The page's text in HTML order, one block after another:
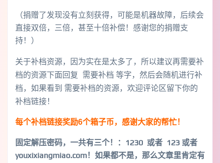
（捐赠了发现没有立刻获得，可能是机器故障，后续会
直接双倍，三倍，甚至十倍补偿！感谢您的捐赠支
持！）
关于补档资源，因为实在是太多了，所以建议再需要补
档的资源下面回复 需要补档 等字，然后会随机进行补
档，如果看到 需要补档的资源，欢迎评论区留下你的
补档链接！
每个补档链接奖励6个箱子币，感谢大家的帮忙！
固定解压密码，一共有三个！
：1230 或者 123 或者
youxixiangmiao.com！如果都不是，那么文章里肯定有